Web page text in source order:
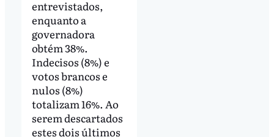
entrevistados,
enquanto a
governadora
obtém 38%.
Indecisos (8%) e
votos brancos e
nulos (8%)
totalizam 16%. Ao
serem descartados
estes dois últimos